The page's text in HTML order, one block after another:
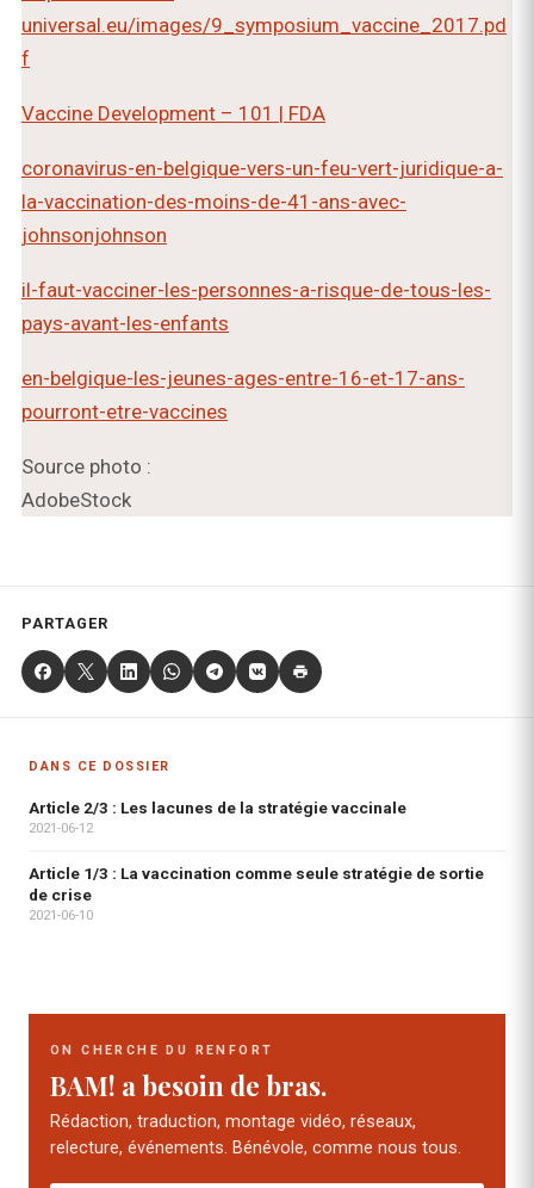
universal.eu/images/9_symposium_vaccine_2017.pd
f
Vaccine Development – 101 | FDA
coronavirus-en-belgique-vers-un-feu-vert-juridique-a-
la-vaccination-des-moins-de-41-ans-avec-
johnsonjohnson
il-faut-vacciner-les-personnes-a-risque-de-tous-les-
pays-avant-les-enfants
en-belgique-les-jeunes-ages-entre-16-et-17-ans-
pourront-etre-vaccines
Source photo :
AdobeStock
PARTAGER
DANS CE DOSSIER
Article 2/3 : Les lacunes de la stratégie vaccinale
2021-06-12
Article 1/3 : La vaccination comme seule stratégie de sortie
de crise
2021-06-10
ON CHERCHE DU RENFORT
BAM! a besoin de bras.
Rédaction, traduction, montage vidéo, réseaux,
relecture, événements. Bénévole, comme nous tous.